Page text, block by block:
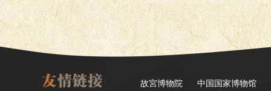
故宮博物院 中国国家博物馆